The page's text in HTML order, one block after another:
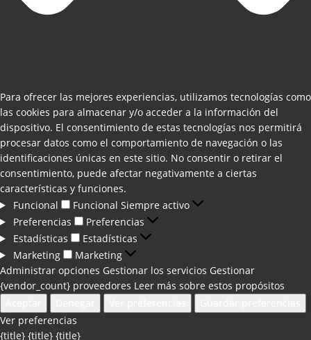
Para ofrecer las mejores experiencias, utilizamos tecnologías como
las cookies para almacenar y/o acceder a la información del
dispositivo. El consentimiento de estas tecnologías nos permitirá
procesar datos como el comportamiento de navegación o las
identificaciones únicas en este sitio. No consentir o retirar el
consentimiento, puede afectar negativamente a ciertas
características y funciones.
Funcional
Funcional Siempre activo
Preferencias
Preferencias
Estadísticas
Estadísticas
Marketing
Marketing
Administrar opciones Gestionar los servicios Gestionar
{vendor_count} proveedores Leer más sobre estos propósitos
Ver preferencias
{title} {title} {title}